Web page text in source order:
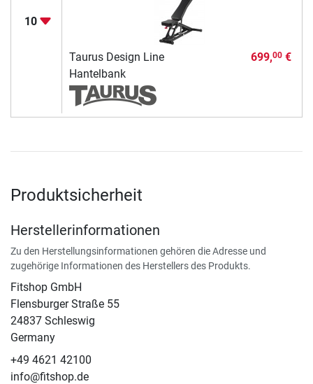
10
Taurus Design Line
Hantelbank
699,00€
Produktsicherheit
Herstellerinformationen
Zu den Herstellungsinformationen gehören die Adresse und
zugehörige Informationen des Herstellers des Produkts.
Fitshop GmbH
Flensburger Straße 55
24837 Schleswig
Germany
+49 4621 42100
info@fitshop.de